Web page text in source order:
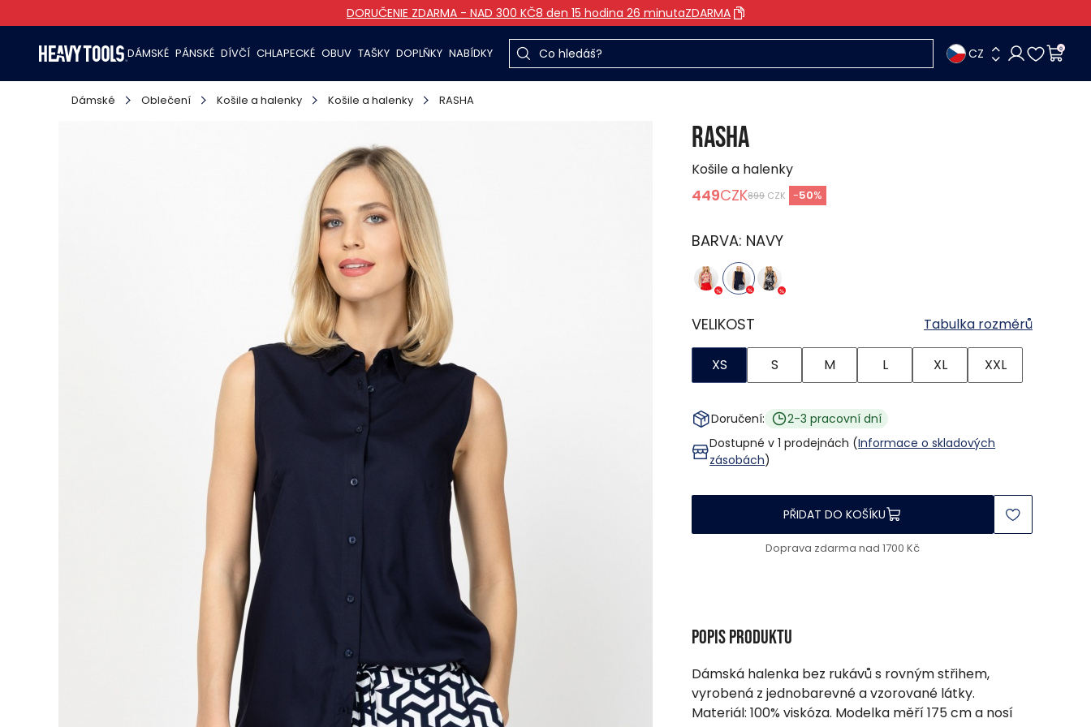
DORUČENIE ZDARMA - NAD 300 KČ8 den 15 hodina 26 minutaZDARMA
DÁMSKÉ PÁNSKÉ DÍVČÍ CHLAPECKÉ OBUV TAŠKY DOPLŇKY NABÍDKY CZ 0
Dámské Oblečení Košile a halenky Košile a halenky RASHA
RASHA
Košile a halenky
449CZK899 CZK -50%
BARVA: NAVY
VELIKOST Tabulka rozměrů
XS S M L XL XXL
Doručení:
2-3 pracovní dní
Dostupné v 1 prodejnách (Informace o skladových
zásobách)
PŘIDAT DO KOŠÍKU
Doprava zdarma nad 1700 Kč
Popis produktu
Dámská halenka bez rukávů s rovným střihem,
vyrobená z jednobarevné a vzorované látky.
Materiál: 100% viskóza. Modelka měří 175 cm a nosí